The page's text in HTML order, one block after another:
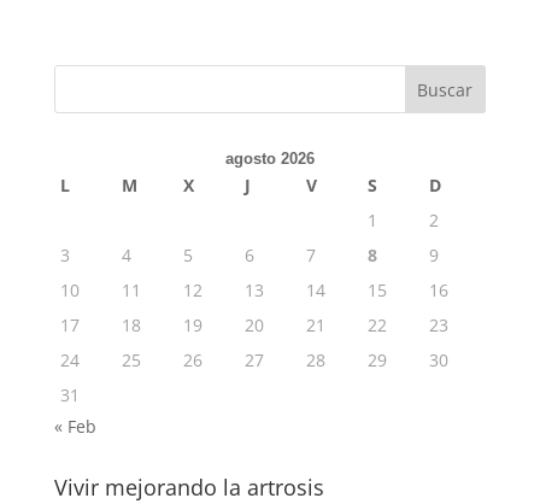
agosto 2026
L M X J V S
D
1
2
3
4 5 6 7 8
9
10
11 12 13 14 15
16
17
18 19 20 21 22
23
24
25 26 27 28 29
30
31
« Feb
Vivir mejorando la artrosis